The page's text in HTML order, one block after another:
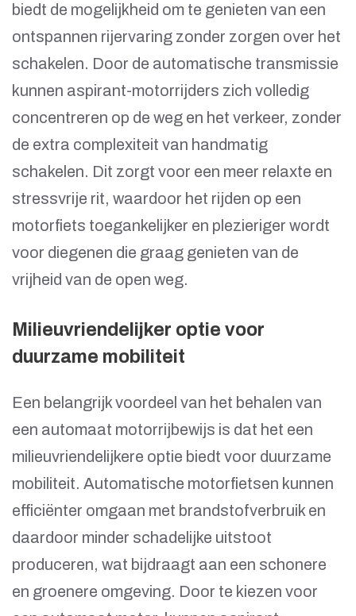
biedt de mogelijkheid om te genieten van een
ontspannen rijervaring zonder zorgen over het
schakelen. Door de automatische transmissie
kunnen aspirant-motorrijders zich volledig
concentreren op de weg en het verkeer, zonder
de extra complexiteit van handmatig
schakelen. Dit zorgt voor een meer relaxte en
stressvrije rit, waardoor het rijden op een
motorfiets toegankelijker en plezieriger wordt
voor diegenen die graag genieten van de
vrijheid van de open weg.
Milieuvriendelijker optie voor
duurzame mobiliteit
Een belangrijk voordeel van het behalen van
een automaat motorrijbewijs is dat het een
milieuvriendelijkere optie biedt voor duurzame
mobiliteit. Automatische motorfietsen kunnen
efficiënter omgaan met brandstofverbruik en
daardoor minder schadelijke uitstoot
produceren, wat bijdraagt aan een schonere
en groenere omgeving. Door te kiezen voor